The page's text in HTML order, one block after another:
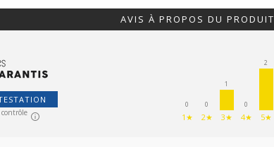
AVIS À PROPOS DU PRODUIT
0
1★
0
2★
1
3★
0
4★
2
5★